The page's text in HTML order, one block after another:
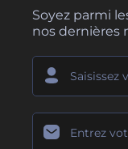
Soyez parmi
nos dernières